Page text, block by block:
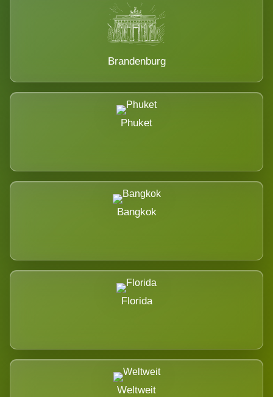
Brandenburg
Phuket
Bangkok
Florida
Weltweit